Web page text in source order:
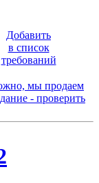
Добавить
в список
требований
мы продаем
- проверить